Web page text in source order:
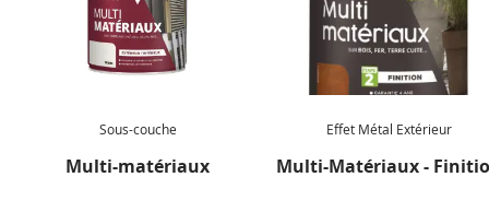
• Mélangez les pots si vous avez plusieurs numéros de lot.
• Retirez un maximum de peinture des outils après
utilisation. Ne jetez pas les résidus et les eaux/solvants de
lavage dans l’évier, les toilettes, les égouts, les poubelles…
afin d’éviter un rejet dans l’environnement.
Sous-couche
Multi-matériaux
Effet Métal Extérieur
Multi-Matériaux -